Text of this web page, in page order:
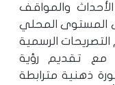
والمواقف
المستوى المحلي
الرسمية
مع تقديم رؤية
ذهنية مترابطة